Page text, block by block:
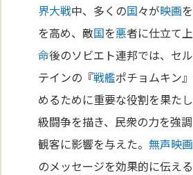
界大戦中、多くの国々が映画
を高め、敵国を悪者に仕立て
命後のソビエト連邦では、セ
テインの『戦艦ポチョムキン
めるために重要な役割を果た
級闘争を描き、民衆の力を強
観客に影響を与えた。無声映画
のメッセージを効果的に伝え